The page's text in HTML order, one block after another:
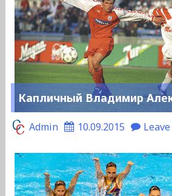
Капличный Владимир
Admin 10.09.2015